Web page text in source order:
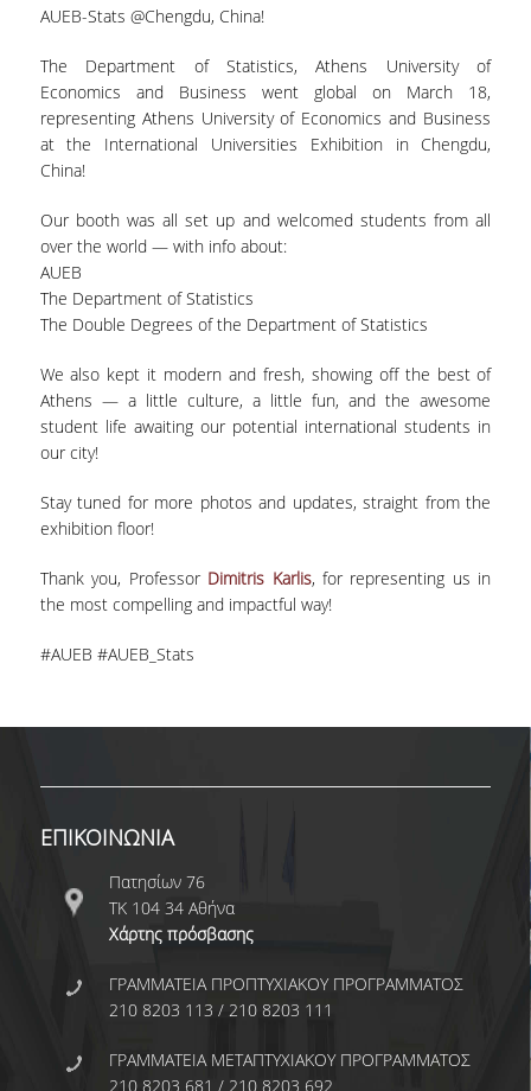
ΕΜΠΕΙΡΙΑΣ
ΩΡΕΣ ΓΡΑΦΕΙΟΥ
ΠΡΟΠΤΥΧΙΑΚΕΣ ΣΠΟΥΔΕΣ
ΟΔΗΓΟΣ ΣΠΟΥΔΩΝ
ΠΑΛΑΙΟΤΕΡΟΙ ΟΔΗΓΟΙ ΣΠΟΥΔΩΝ
ΜΑΘΗΜΑΤΑ
ΚΥΚΛΟΙ ΜΑΘΗΜΑΤΩΝ
ΑΝΤΙΣΤΟΙΧΙΕΣ ΤΜΗΜΑΤΩΝ ΑΕΙ
ΑΚΑΔ. ΕΤΟΥΣ 2026-27
ΚΑΤΑΤΑΚΤΗΡΙΕΣ ΕΞΕΤΑΣΕΙΣ
ΠΑΙΔΑΓΩΓΙΚΗ ΕΠΑΡΚΕΙΑ
AUEB-Stats @Chengdu, China!
The Department of Statistics, Athens University of
Economics and Business went global on March 18,
representing Athens University of Economics and Business
at the International Universities Exhibition in Chengdu,
China!
Our booth was all set up and welcomed students from all
over the world — with info about:
AUEB
The Department of Statistics
The Double Degrees of the Department of Statistics
We also kept it modern and fresh, showing off the best of
Athens — a little culture, a little fun, and the awesome
student life awaiting our potential international students in
our city!
Stay tuned for more photos and updates, straight from the
exhibition floor!
Thank you, Professor Dimitris Karlis, for representing us in
the most compelling and impactful way!
#AUEB #AUEB_Stats
ΕΠΙΚΟΙΝΩΝΙΑ
Πατησίων 76
ΤΚ 104 34 Αθήνα
Χάρτης πρόσβασης
ΓΡΑΜΜΑΤΕΙΑ ΠΡΟΠΤΥΧΙΑΚΟΥ ΠΡΟΓΡΑΜΜΑΤΟΣ
210 8203 113 / 210 8203 111
ΓΡΑΜΜΑΤΕΙΑ ΜΕΤΑΠΤΥΧΙΑΚΟΥ ΠΡΟΓΡΑΜΜΑΤΟΣ
210 8203 681 / 210 8203 692